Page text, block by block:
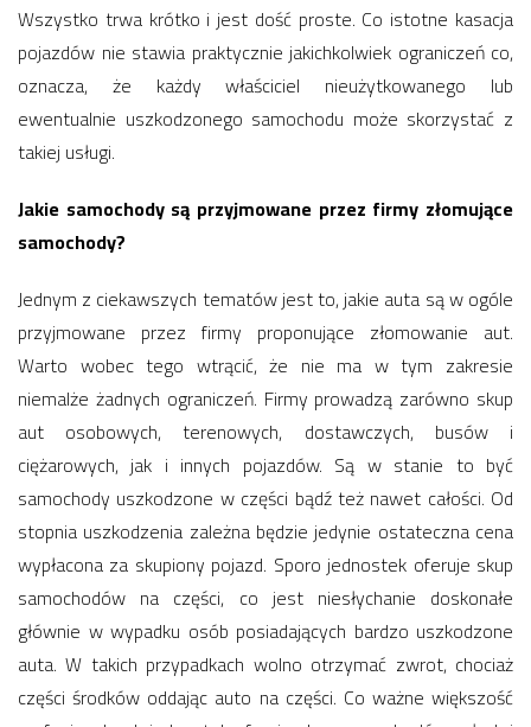
Wszystko trwa krótko i jest dość proste. Co istotne kasacja
pojazdów nie stawia praktycznie jakichkolwiek ograniczeń co,
oznacza, że każdy właściciel nieużytkowanego lub
ewentualnie uszkodzonego samochodu może skorzystać z
takiej usługi.
Jakie samochody są przyjmowane przez firmy złomujące
samochody?
Jednym z ciekawszych tematów jest to, jakie auta są w ogóle
przyjmowane przez firmy proponujące złomowanie aut.
Warto wobec tego wtrącić, że nie ma w tym zakresie
niemalże żadnych ograniczeń. Firmy prowadzą zarówno skup
aut osobowych, terenowych, dostawczych, busów i
ciężarowych, jak i innych pojazdów. Są w stanie to być
samochody uszkodzone w części bądź też nawet całości. Od
stopnia uszkodzenia zależna będzie jedynie ostateczna cena
wypłacona za skupiony pojazd. Sporo jednostek oferuje skup
samochodów na części, co jest niesłychanie doskonałe
głównie w wypadku osób posiadających bardzo uszkodzone
auta. W takich przypadkach wolno otrzymać zwrot, chociaż
części środków oddając auto na części. Co ważne większość